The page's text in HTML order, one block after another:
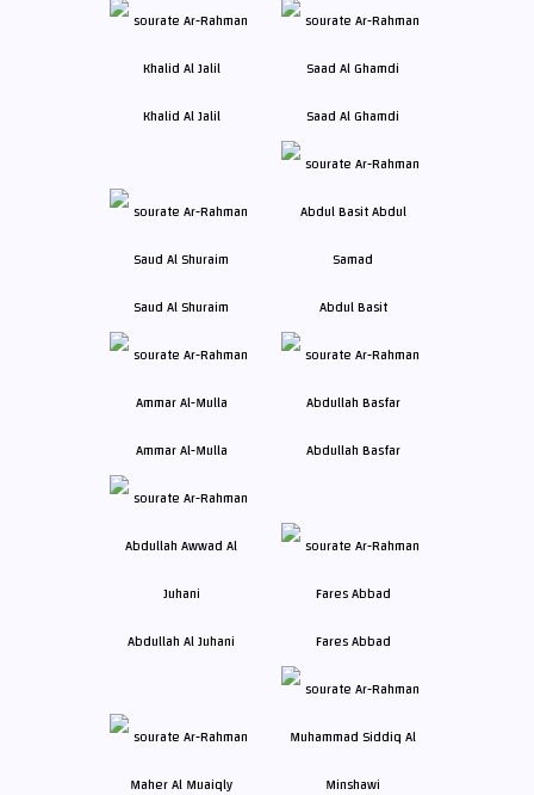
Khalid Al Jalil Saad Al Ghamdi
Saud Al Shuraim Abdul Basit
Ammar Al-Mulla Abdullah Basfar
Abdullah Al Juhani Fares Abbad